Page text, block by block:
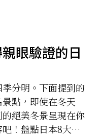
眼驗證的日
分明。下面提到的
點，即使在冬天
絕美冬景呈現在你
！盤點日本8大必